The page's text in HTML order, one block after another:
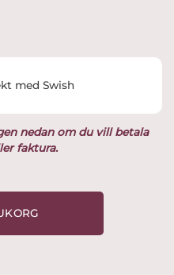
kr.
nedan om du vill betala
faktura.
med Swish